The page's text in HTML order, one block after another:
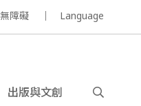
無障礙 Language
出版與文創